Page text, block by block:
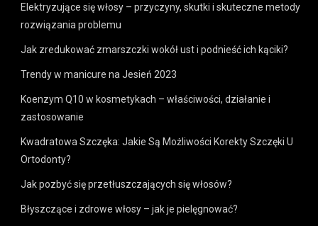
Elektryzujące się włosy – przyczyny, skutki i skuteczne metody
rozwiązania problemu
Jak zredukować zmarszczki wokół ust i podnieść ich kąciki?
Trendy w manicure na Jesień 2023
Koenzym Q10 w kosmetykach – właściwości, działanie i
zastosowanie
Kwadratowa Szczęka: Jakie Są Możliwości Korekty Szczęki U
Ortodonty?
Jak pozbyć się przetłuszczających się włosów?
Błyszczące i zdrowe włosy – jak je pielęgnować?